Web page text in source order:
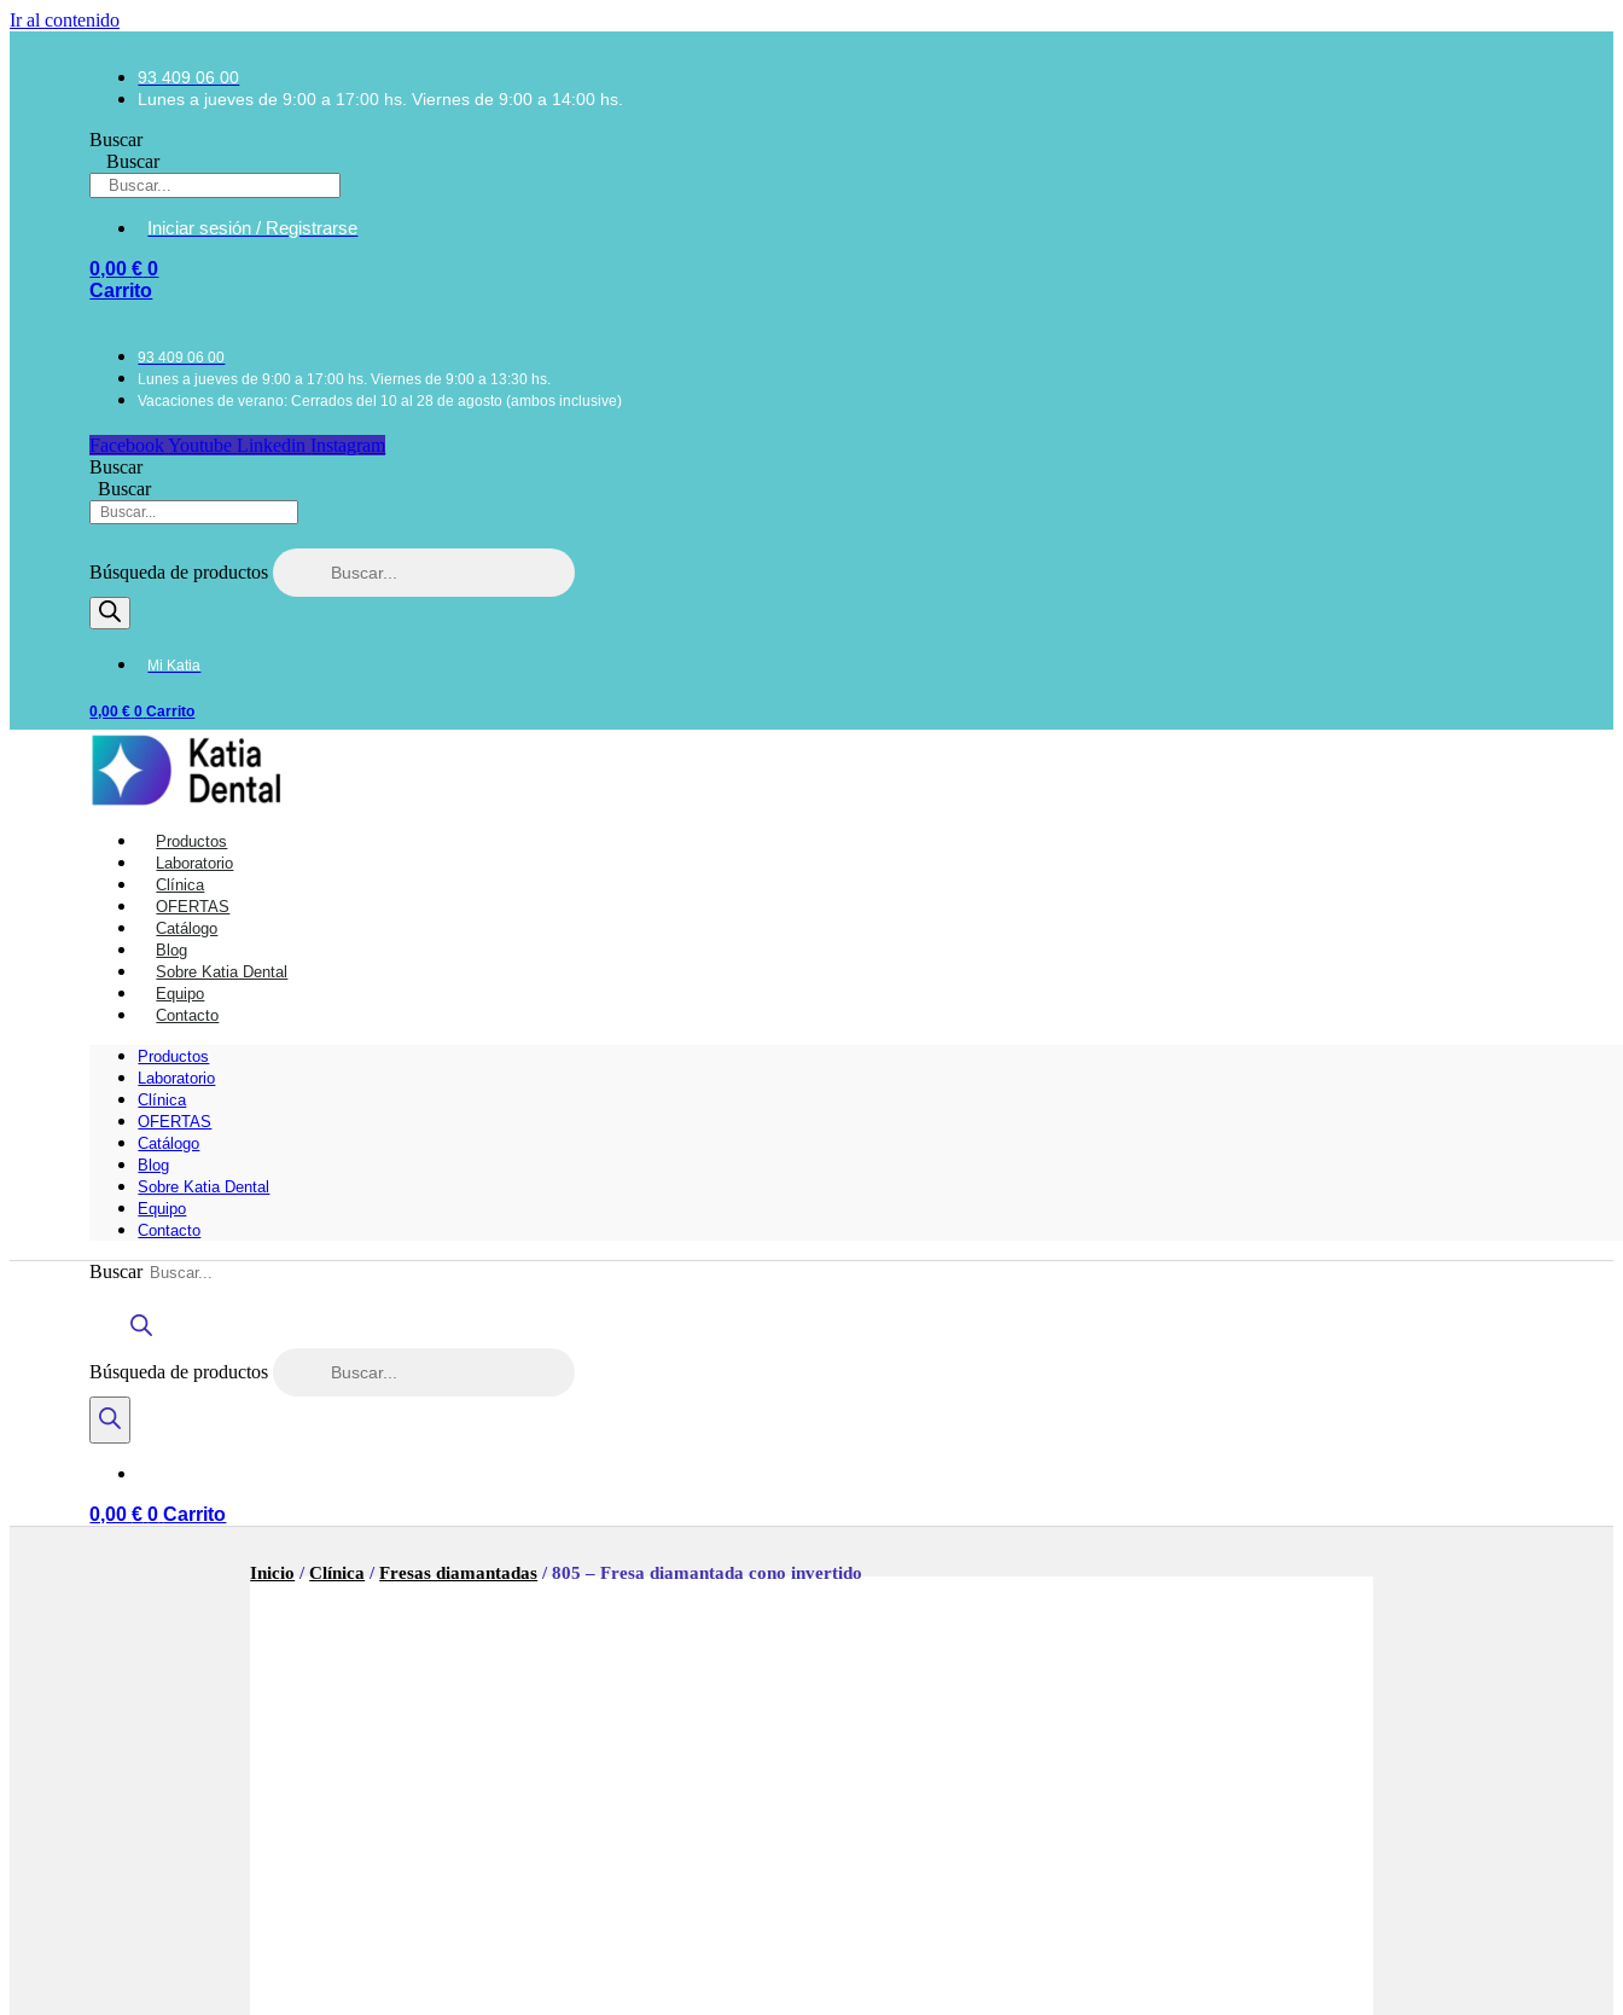
Ir al contenido
93 409 06 00
Lunes a jueves de 9:00 a 17:00 hs. Viernes de 9:00 a 14:00 hs.
Buscar
Buscar
Iniciar sesión / Registrarse
0,00€ 0
Carrito
93 409 06 00
Lunes a jueves de 9:00 a 17:00 hs. Viernes de 9:00 a 13:30 hs.
Vacaciones de verano: Cerrados del 10 al 28 de agosto (ambos inclusive)
Facebook Youtube Linkedin Instagram
Buscar
Buscar
Búsqueda de productos
Mi Katia
0,00€ 0 Carrito
Productos
Laboratorio
Clínica
OFERTAS
Catálogo
Blog
Sobre Katia Dental
Equipo
Contacto
Productos
Laboratorio
Clínica
OFERTAS
Catálogo
Blog
Sobre Katia Dental
Equipo
Contacto
Buscar
Búsqueda de productos
0,00€ 0 Carrito
Inicio /Clínica /Fresas diamantadas / 805 – Fresa diamantada cono invertido